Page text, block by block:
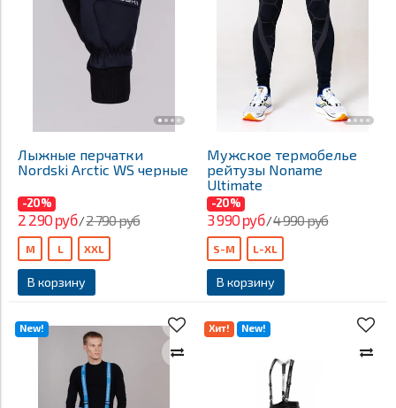
Лыжные перчатки
Nordski Arctic WS черные
-20%
2 290 руб/2 790 руб
В корзину
M L XXL
Мужское термобелье
рейтузы Noname
Ultimate
-20%
3 990 руб/4 990 руб
В корзину
S-M L-XL
New! Хит! New!